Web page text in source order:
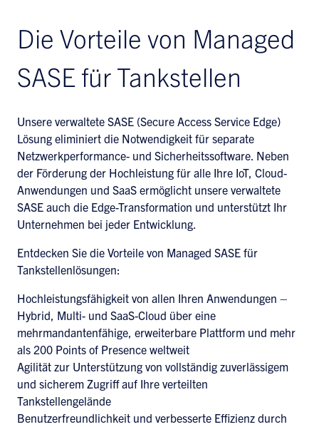
Die Vorteile von Managed
SASE für Tankstellen
Unsere verwaltete SASE (Secure Access Service Edge)
Lösung eliminiert die Notwendigkeit für separate
Netzwerkperformance- und Sicherheitssoftware. Neben
der Förderung der Hochleistung für alle Ihre IoT, Cloud-
Anwendungen und SaaS ermöglicht unsere verwaltete
SASE auch die Edge-Transformation und unterstützt Ihr
Unternehmen bei jeder Entwicklung.
Entdecken Sie die Vorteile von Managed SASE für
Tankstellenlösungen:
Hochleistungsfähigkeit von allen Ihren Anwendungen –
Hybrid, Multi- und SaaS-Cloud über eine
mehrmandantenfähige, erweiterbare Plattform und mehr
als 200 Points of Presence weltweit
Agilität zur Unterstützung von vollständig zuverlässigem
und sicherem Zugriff auf Ihre verteilten
Tankstellengelände
Benutzerfreundlichkeit und verbesserte Effizienz durch